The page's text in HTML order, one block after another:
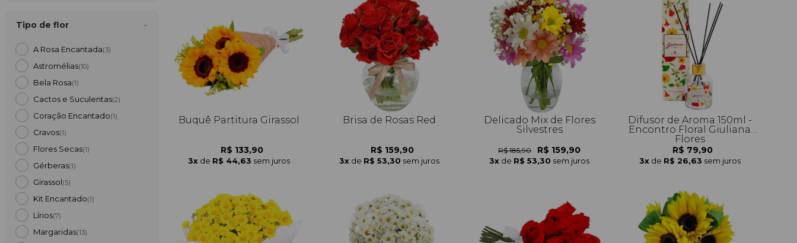
Tipo de flor
A Rosa Encantada(3)
Astromélias(10)
Bela Rosa(1)
Cactos e Suculentas(2)
Coração Encantado(1)
Cravos(1)
Flores Secas(1)
Gérberas(1)
Girassol(5)
Kit Encantado(1)
Lírios(7)
Margaridas(13)
Buquê Partitura Girassol
R$ 133,90
3x de R$ 44,63 sem juros
Brisa de Rosas Red
R$ 159,90
3x de R$ 53,30 sem juros
Delicado Mix de Flores
Silvestres
R$ 185,90 R$ 159,90
3x de R$ 53,30 sem juros
Difusor de Aroma 150ml -
Encontro Floral Giuliana
Flores
R$ 79,90
3x de R$ 26,63 sem juros